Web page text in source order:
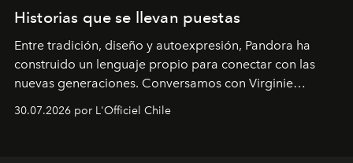
Historias que se llevan puestas
Entre tradición, diseño y autoexpresión, Pandora ha
construido un lenguaje propio para conectar con las
nuevas generaciones. Conversamos con Virginie
Dubray, la responsable de marketing para
Latinoamérica, sobre identidad, cultura y el valor
30.07.2026 por L'Officiel Chile